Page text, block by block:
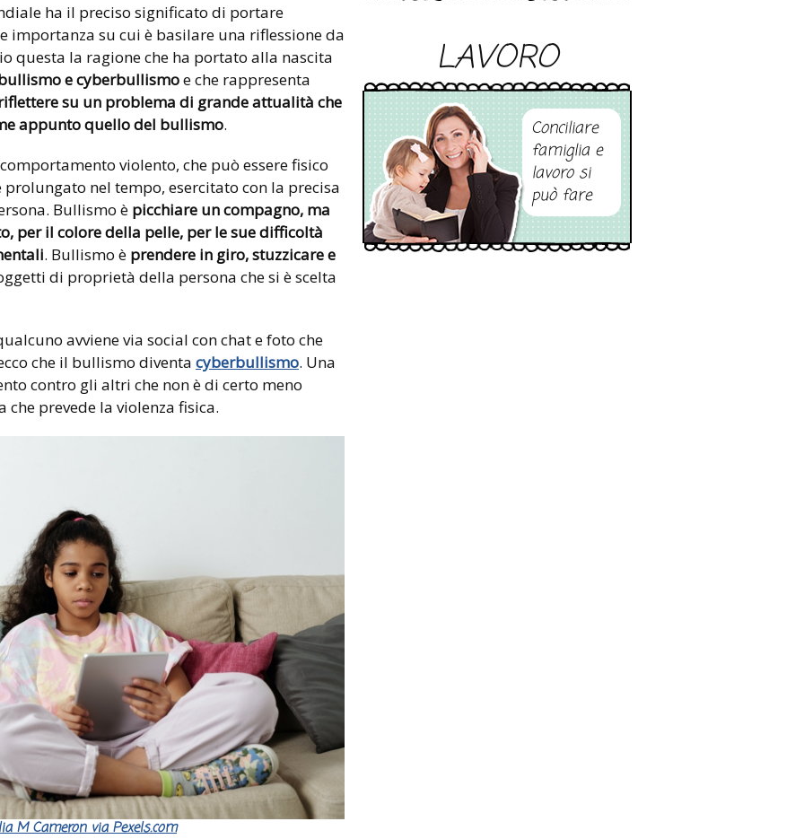
ha il preciso significato di portare
importanza su cui è basilare una riflessione da
questa la ragione che ha portato alla nascita
e cyberbullismoe che rappresenta
su un problema di grande attualità che
appunto quello del bullismo.
violento, che può essere fisico
nel tempo, esercitato con la precisa
Bullismo è picchiare un compagno, ma
per il colore della pelle, per le sue difficoltà
. Bullismo è prendere in giro, stuzzicare e
di proprietà della persona che si è scelta
avviene via social con chat e foto che
che il bullismo diventa cyberbullismo. Una
contro gli altri che non è di certo meno
prevede la violenza fisica.
M Cameron via Pexels.com
LAVORO
Conciliare
famiglia e
lavoro si
può fare